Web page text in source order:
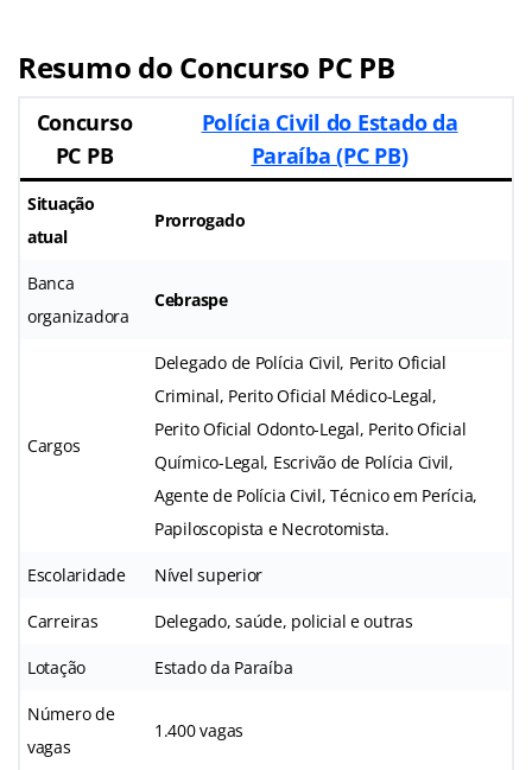
Resumo do Concurso PC PB
Concurso
PC PB
Polícia Civil do Estado da
Paraíba (PC PB)
Situação
atual
Prorrogado
Banca
organizadora
Cebraspe
Cargos
Delegado de Polícia Civil, Perito Oficial
Criminal, Perito Oficial Médico-Legal,
Perito Oficial Odonto-Legal, Perito Oficial
Químico-Legal, Escrivão de Polícia Civil,
Agente de Polícia Civil, Técnico em Perícia,
Papiloscopista e Necrotomista.
Escolaridade Nível superior
Carreiras Delegado, saúde, policial e outras
Lotação Estado da Paraíba
Número de
vagas
1.400 vagas